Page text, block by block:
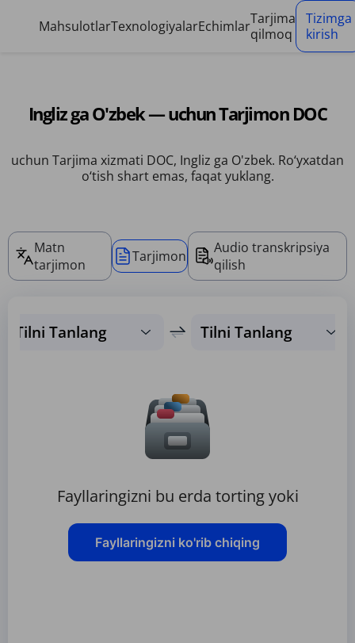
MahsulotlarTexnologiyalarEchimlarTarjima
qilmoq
Tizimga
kirish
Ingliz ga O'zbek — uchun Tarjimon DOC
uchun Tarjima xizmati DOC, Ingliz ga O'zbek. Ro‘yxatdan
o‘tish shart emas, faqat yuklang.
Matn
tarjimon
Tarjimon
Audio transkripsiya
qilish
Tilni Tanlang Tilni Tanlang
Fayllaringizni bu erda torting yoki
Fayllaringizni ko'rib chiqing